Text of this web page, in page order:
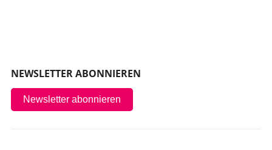
NEWSLETTER ABONNIEREN
Newsletter abonnieren